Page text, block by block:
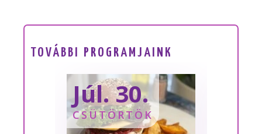
TOVÁBBI PROGRAMJAINK
Júl. 30.
CSÜTÖRTÖK